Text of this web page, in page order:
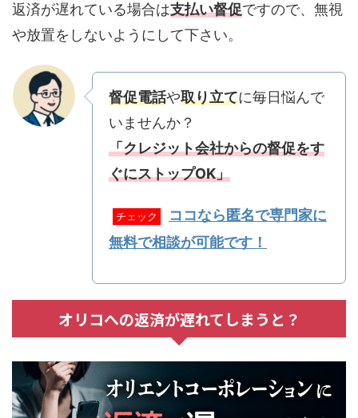
返済が遅れている場合は支払い督促ですので、無視
や放置をしないようにして下さい。
督促電話や取り立てに毎日悩んで
いませんか？
「クレジット会社からの督促をす
ぐにストップOK」
チェック
ココなら匿名で専門家に
無料で相談が可能です！
オリコへの返済が遅れてしまうと？